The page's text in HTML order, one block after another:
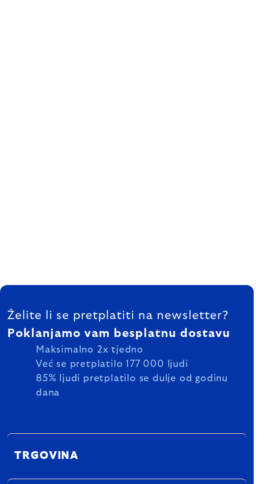
FOOTER
Želite li se pretplatiti na newsletter?
Poklanjamo vam besplatnu dostavu
Maksimalno 2x tjedno
Već se pretplatilo 177 000 ljudi
85% ljudi pretplatilo se dulje od godinu
dana
TRGOVINA